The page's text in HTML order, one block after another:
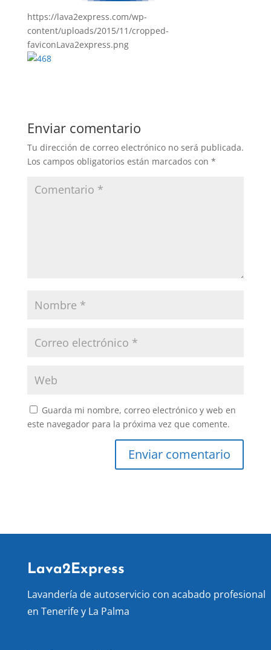
https://lava2express.com/wp-
content/uploads/2015/11/cropped-
faviconLava2express.png
Enviar comentario
Tu dirección de correo electrónico no será publicada.
Los campos obligatorios están marcados con *
Guarda mi nombre, correo electrónico y web en
este navegador para la próxima vez que comente.
Lava2Express
Lavandería de autoservicio con acabado profesional
en Tenerife y La Palma